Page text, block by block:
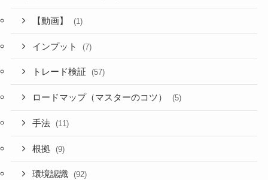
【動画】 (1)
インプット (7)
トレード検証 (57)
ロードマップ（マスターのコツ） (5)
手法 (11)
根拠 (9)
環境認識 (92)